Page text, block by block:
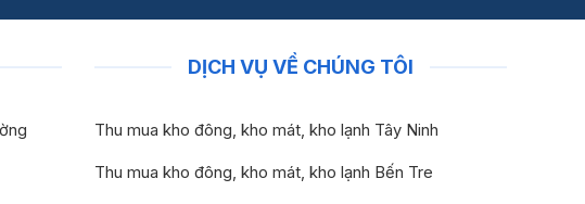
DỊCH VỤ VỀ CHÚNG TÔI
Thu mua kho đông, kho mát, kho lạnh Tây Ninh
Thu mua kho đông, kho mát, kho lạnh Bến Tre